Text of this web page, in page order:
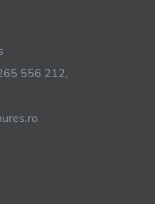
556 212,